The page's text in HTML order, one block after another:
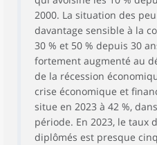
2000. La situation des
davantage sensible à la
30 % et 50 % depuis 30
fortement augmenté au
de la récession
crise économique et
situe en 2023 à 42 %,
période. En 2023, le taux
diplômés est presque